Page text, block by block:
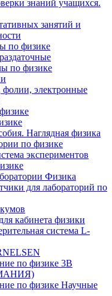
знаний учащихся.
занятий и
по физике
по физике
фолии, электронные
Наглядная физика
по физике
экспериментов
Физика
для лабораторий по
кабинета физики
система L-
по физике 3B
по физике Научные